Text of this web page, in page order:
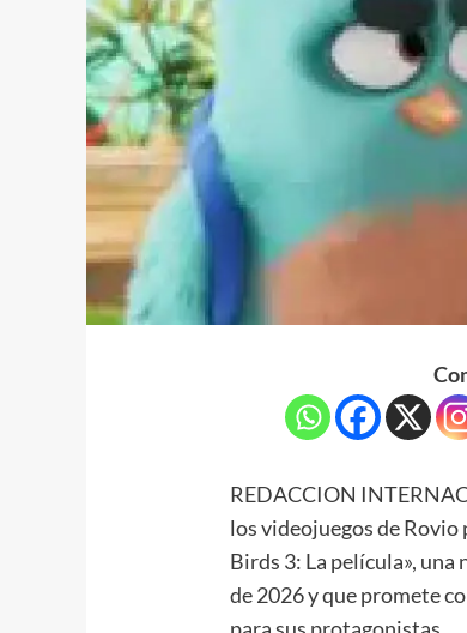
REDACCION
los videojuegos de Rovio
Birds 3: La película», una
de 2026 y que promete